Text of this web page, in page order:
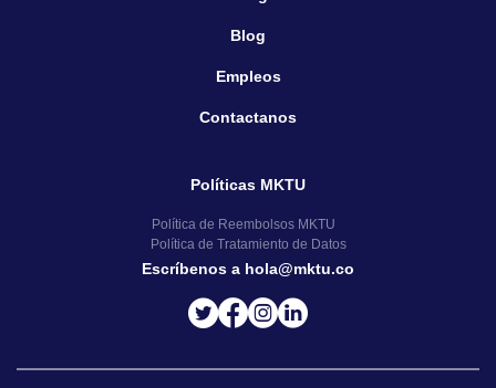
Blog
Empleos
Contactanos
Políticas MKTU
Política de Reembolsos MKTU
Política de Tratamiento de Datos
Escríbenos a hola@mktu.co